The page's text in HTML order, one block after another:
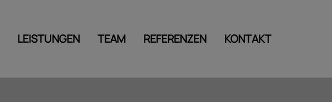
LEISTUNGEN TEAM REFERENZEN KONTAKT